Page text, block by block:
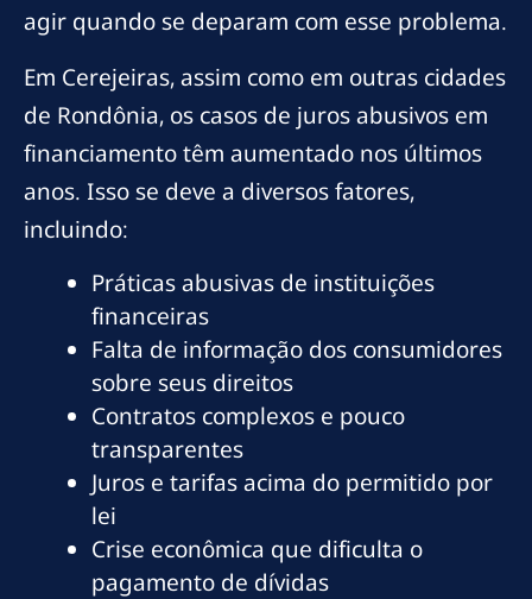
agir quando se deparam com esse problema.
Em Cerejeiras, assim como em outras cidades
de Rondônia, os casos de juros abusivos em
financiamento têm aumentado nos últimos
anos. Isso se deve a diversos fatores,
incluindo:
Práticas abusivas de instituições
financeiras
Falta de informação dos consumidores
sobre seus direitos
Contratos complexos e pouco
transparentes
Juros e tarifas acima do permitido por
lei
Crise econômica que dificulta o
pagamento de dívidas